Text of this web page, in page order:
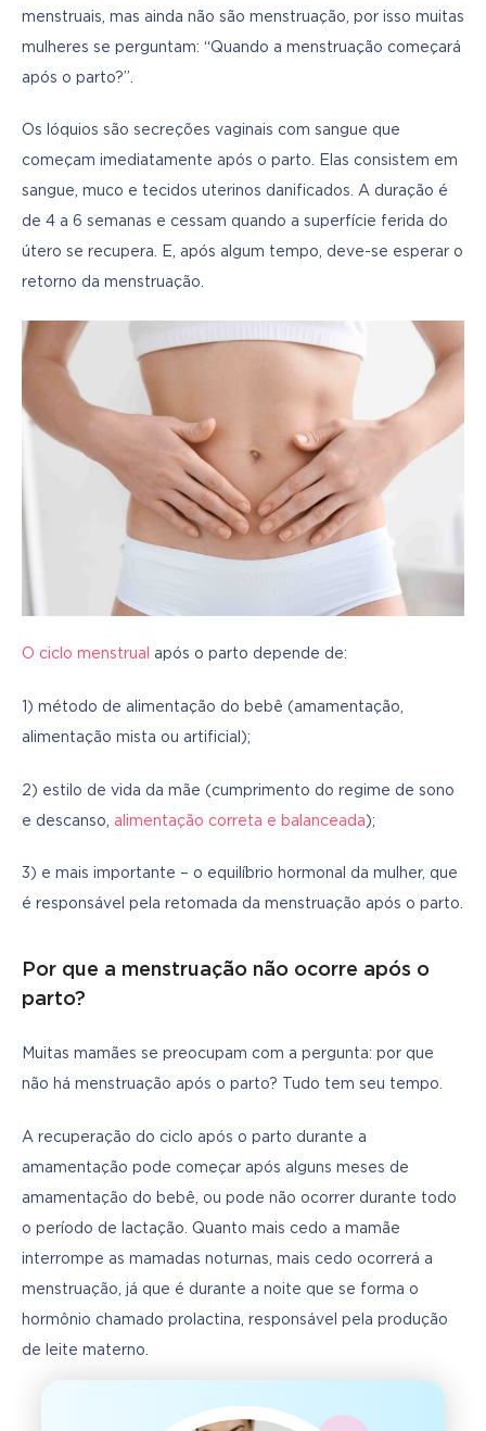
menstruais, mas ainda não são menstruação, por isso muitas
mulheres se perguntam: “Quando a menstruação começará
após o parto?”.
Os lóquios são secreções vaginais com sangue que
começam imediatamente após o parto. Elas consistem em
sangue, muco e tecidos uterinos danificados. A duração é
de 4 a 6 semanas e cessam quando a superfície ferida do
útero se recupera. E, após algum tempo, deve-se esperar o
retorno da menstruação.
O ciclo menstrual após o parto depende de:
1) método de alimentação do bebê (amamentação,
alimentação mista ou artificial);
2) estilo de vida da mãe (cumprimento do regime de sono
e descanso, alimentação correta e balanceada );
3) e mais importante – o equilíbrio hormonal da mulher, que
é responsável pela retomada da menstruação após o parto.
Por que a menstruação não ocorre após o
parto?
Muitas mamães se preocupam com a pergunta: por que
não há menstruação após o parto? Tudo tem seu tempo.
A recuperação do ciclo após o parto durante a
amamentação pode começar após alguns meses de
amamentação do bebê, ou pode não ocorrer durante todo
o período de lactação. Quanto mais cedo a mamãe
interrompe as mamadas noturnas, mais cedo ocorrerá a
menstruação, já que é durante a noite que se forma o
hormônio chamado prolactina, responsável pela produção
de leite materno.